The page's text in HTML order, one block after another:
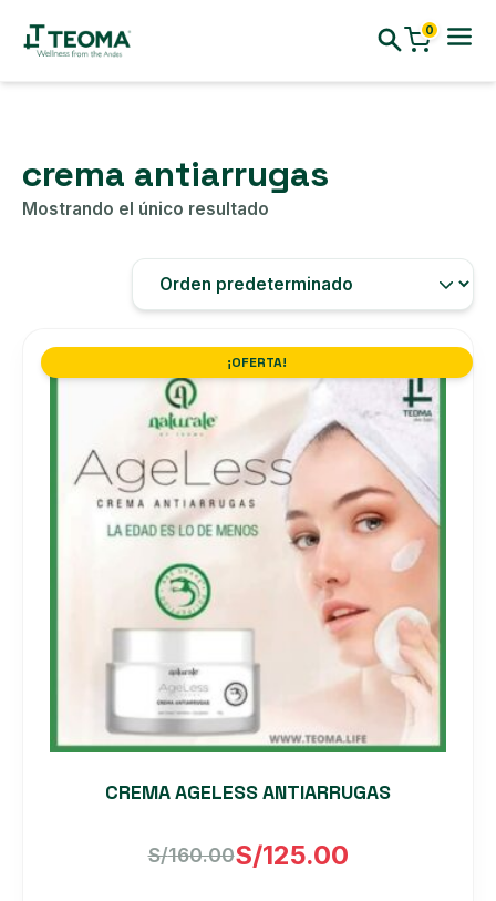
0
crema antiarrugas
Mostrando el único resultado
¡OFERTA!
CREMA AGELESS ANTIARRUGAS
S/160.00
El
S/125.00
El